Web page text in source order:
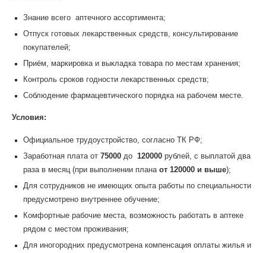
Знание всего аптечного ассортимента;
Отпуск готовых лекарственных средств, консультирование
покупателей;
Приём, маркировка и выкладка товара по местам хранения;
Контроль сроков годности лекарственных средств;
Соблюдение фармацевтического порядка на рабочем месте.
Условия:
Официальное трудоустройство, согласно ТК РФ;
Заработная плата от 75000 до 120000 рублей, с выплатой два
раза в месяц (при выполнении плана от 120000 и выше);
Для сотрудников не имеющих опыта работы по специальности
предусмотрено внутреннее обучение;
Комфортные рабочие места, возможность работать в аптеке
рядом с местом проживания;
Для иногородних предусмотрена компенсация оплаты жилья и